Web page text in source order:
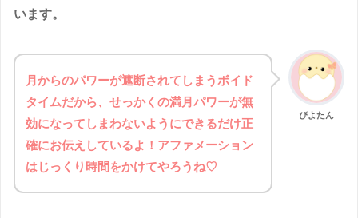
います。
ぴよたん
月からのパワーが遮断されてしまうボイド
タイムだから、せっかくの満月パワーが無
効になってしまわないようにできるだけ正
確にお伝えしているよ！アファメーション
はじっくり時間をかけてやろうね♡